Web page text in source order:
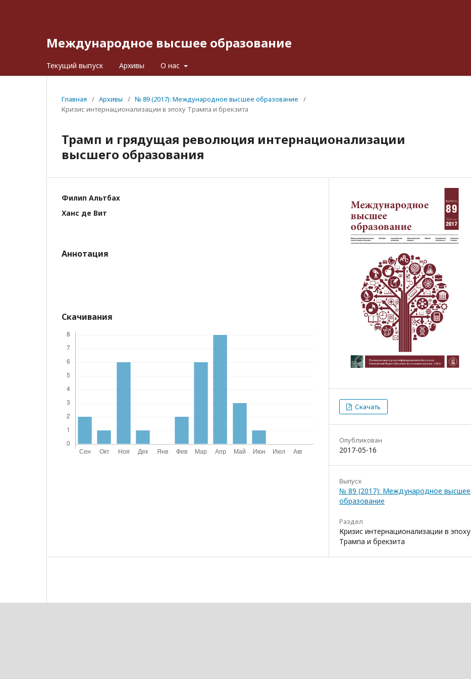
Международное высшее образование
Текущий выпуск Архивы О нас
Главная / Архивы / № 89 (2017): Международное высшее образование
/
Кризис интернационализации в эпоху Трампа и брекзита
Трамп и грядущая революция интернационализации
высшего образования
Филип Альтбах
Ханс де Вит
Аннотация
Скачивания
Скачать
Опубликован
2017-05-16
Выпуск
№ 89 (2017): Международное высшее
образование
Раздел
Кризис интернационализации в эпоху
Трампа и брекзита